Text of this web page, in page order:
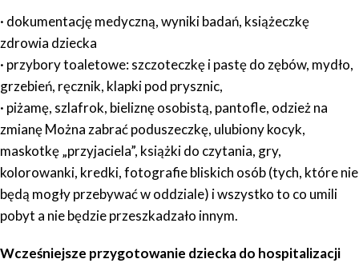
· dokumentację medyczną, wyniki badań, książeczkę
zdrowia dziecka
· przybory toaletowe: szczoteczkę i pastę do zębów, mydło,
grzebień, ręcznik, klapki pod prysznic,
· piżamę, szlafrok, bieliznę osobistą, pantofle, odzież na
zmianę Można zabrać poduszeczkę, ulubiony kocyk,
maskotkę „przyjaciela”, książki do czytania, gry,
kolorowanki, kredki, fotografie bliskich osób (tych, które nie
będą mogły przebywać w oddziale) i wszystko to co umili
pobyt a nie będzie przeszkadzało innym.
Wcześniejsze przygotowanie dziecka do hospitalizacji